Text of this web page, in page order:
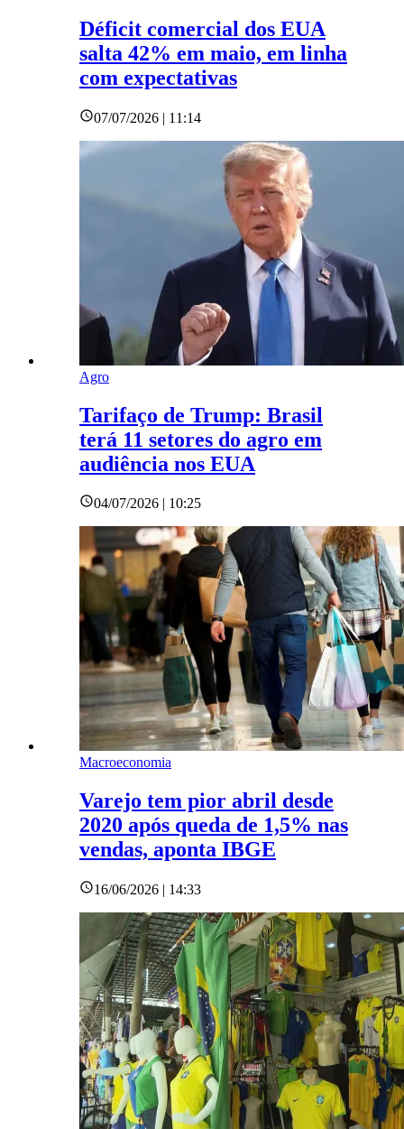
Déficit comercial dos EUA
salta 42% em maio, em linha
com expectativas
07/07/2026 | 11:14
Agro
Tarifaço de Trump: Brasil
terá 11 setores do agro em
audiência nos EUA
04/07/2026 | 10:25
Macroeconomia
Varejo tem pior abril desde
2020 após queda de 1,5% nas
vendas, aponta IBGE
16/06/2026 | 14:33